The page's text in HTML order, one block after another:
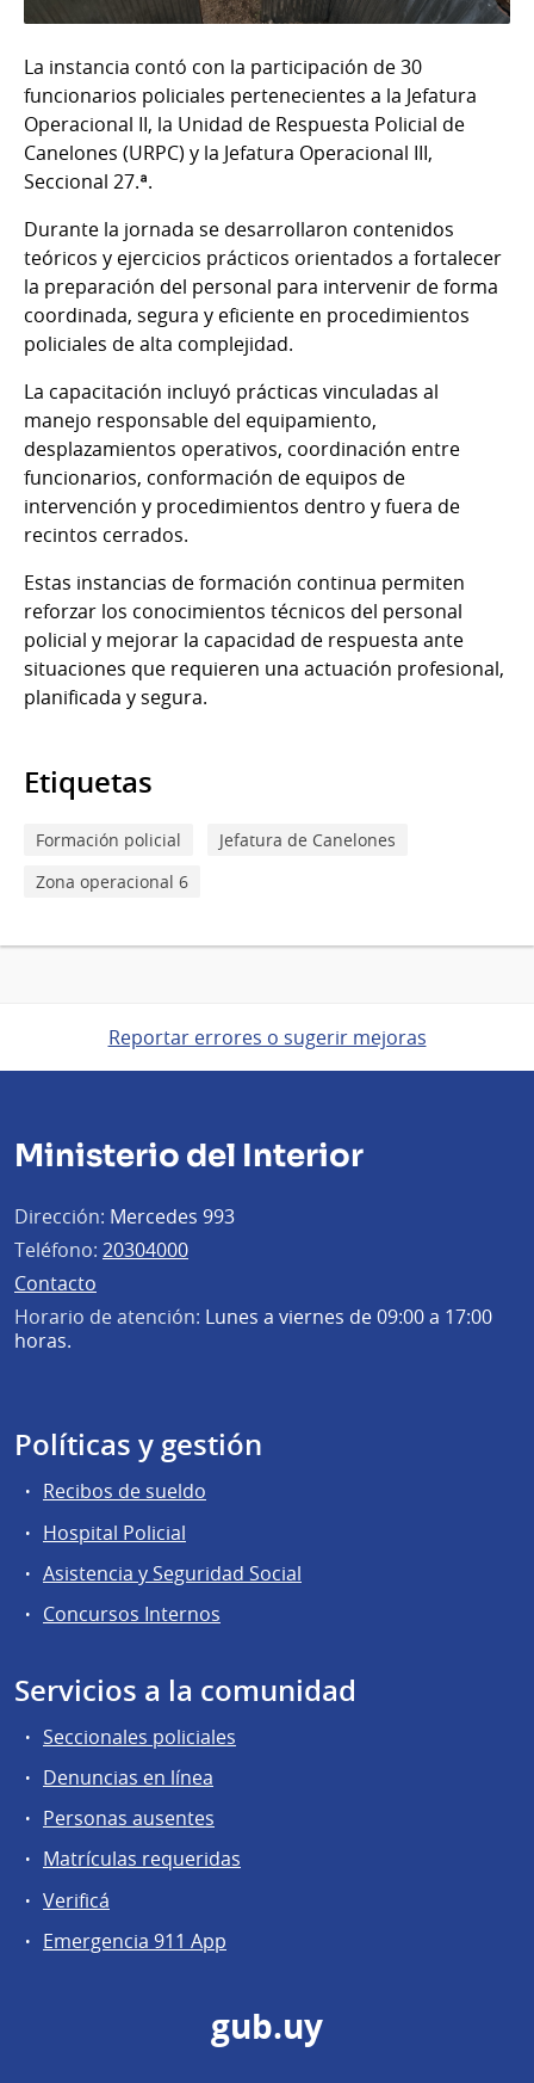
La instancia contó con la participación de 30
funcionarios policiales pertenecientes a la Jefatura
Operacional II, la Unidad de Respuesta Policial de
Canelones (URPC) y la Jefatura Operacional III,
Seccional 27.ª.
Durante la jornada se desarrollaron contenidos
teóricos y ejercicios prácticos orientados a fortalecer
la preparación del personal para intervenir de forma
coordinada, segura y eficiente en procedimientos
policiales de alta complejidad.
La capacitación incluyó prácticas vinculadas al
manejo responsable del equipamiento,
desplazamientos operativos, coordinación entre
funcionarios, conformación de equipos de
intervención y procedimientos dentro y fuera de
recintos cerrados.
Estas instancias de formación continua permiten
reforzar los conocimientos técnicos del personal
policial y mejorar la capacidad de respuesta ante
situaciones que requieren una actuación profesional,
planificada y segura.
Etiquetas
Formación policial
Jefatura de Canelones
Zona operacional 6
Reportar errores o sugerir mejoras
Ministerio del Interior
Dirección: Mercedes 993
Teléfono: 20304000
Contacto
Horario de atención: Lunes a viernes de 09:00 a 17:00
horas.
Políticas y gestión
Recibos de sueldo
Hospital Policial
Asistencia y Seguridad Social
Concursos Internos
Servicios a la comunidad
Seccionales policiales
Denuncias en línea
Personas ausentes
Matrículas requeridas
Verificá
Emergencia 911 App
gub.uy